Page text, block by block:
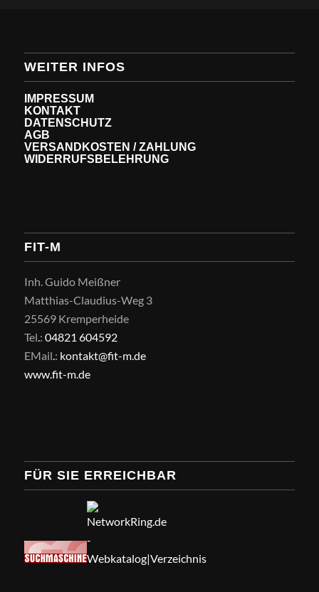
WEITER INFOS
IMPRESSUM
KONTAKT
DATENSCHUTZ
AGB
VERSANDKOSTEN / ZAHLUNG
WIDERRUFSBELEHRUNG
FIT-M
Inh. Guido Meißner
Matthias-Claudius-Weg 3
25569 Kremperheide
Tel.: 04821 604592
EMail.: kontakt@fit-m.de
www.fit-m.de
FÜR SIE ERREICHBAR